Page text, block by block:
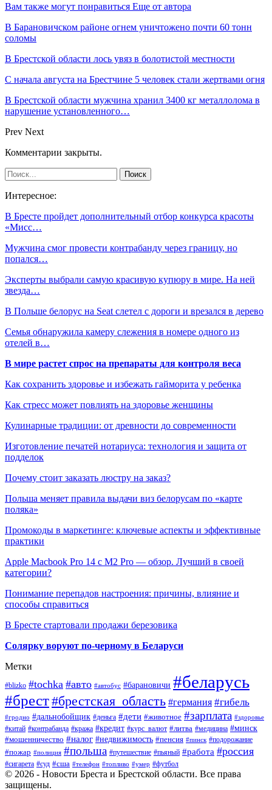
Вам также могут понравиться Еще от автора
В Барановичском районе огнем уничтожено почти 60 тонн
соломы
В Брестской области лось увяз в болотистой местности
С начала августа на Брестчине 5 человек стали жертвами огня
В Брестской области мужчина хранил 3400 кг металлолома в
нарушение установленного…
Prev Next
Комментарии закрыты.
Интересное:
В Бресте пройдет дополнительный отбор конкурса красоты
«Мисс…
Мужчина смог провести контрабанду через границу, но
попался…
Эксперты выбрали самую красивую купюру в мире. На ней
звезда…
В Польше белорус на Seat слетел с дороги и врезался в дерево
Семья обнаружила камеру слежения в номере одного из
отелей в…
В мире растет спрос на препараты для контроля веса
Как сохранить здоровье и избежать гайморита у ребенка
Как стресс может повлиять на здоровье женщины
Кулинарные традиции: от древности до современности
Изготовление печатей нотариуса: технология и защита от
подделок
Почему стоит заказать люстру на заказ?
Польша меняет правила выдачи виз белорусам по «карте
поляка»
Промокоды в маркетинге: ключевые аспекты и эффективные
практики
Apple Macbook Pro 14 с M2 Pro — обзор. Лучший в своей
категории?
Понимание перепадов настроения: причины, влияние и
способы справиться
В Бресте стартовали продажи березовика
Солярку воруют по-черному в Беларуси
Метки
#blizko #tochka #авто #автобус #барановичи #беларусь
#брест#брестская_область #германия #гибель
#гродно #дальнобойщик #деньга #дети #животное #зарплата #здоровье
#китай #контрабанда #кража #кредит #курс_валют #литва #медицина #минск
#мошенничество #налог #недвижимость #пенсия #пинск #подорожание
#пожар #полиция #польша #путешествие #пьяный #работа #россия
#сигарета #суд #сша #телефон #топливо #умер #футбол
© 2026 - Новости Бреста и Брестской области. Все права
защищены.